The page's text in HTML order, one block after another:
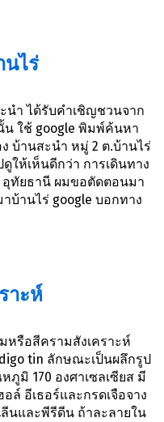
ไร่
นำ ได้รับคำเชิญชวนจาก
ใช้ google พิมพ์ค้นหา
บ้านสะนำ หมู่ 2 ต.บ้านไร่
ให้เห็นดีกว่า การเดินทาง
ทัยธานี ผมขอตัดตอนมา
บ้านไร่ google บอกทาง
าะห์
หรือสีครามสังเคราะห์
tin ลักษณะเป็นผลึกรูป
ภูมิ 170 องศาเซลเซียส มี
อีเธอร์และกรดเจือจาง
นและพีรีดีน ถ้าละลายใน